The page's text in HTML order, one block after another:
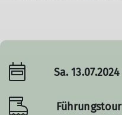
Sa. 13.07.2024
Führungstour